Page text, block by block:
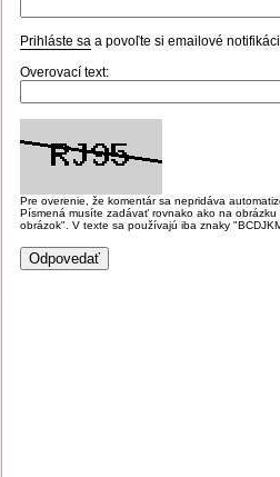
Prihláste sa a povoľte si emailové
Overovací text:
Pre overenie, že komentár sa nepridáva
Písmená musíte zadávať rovnako ako na
obrázok". V texte sa používajú iba znaky